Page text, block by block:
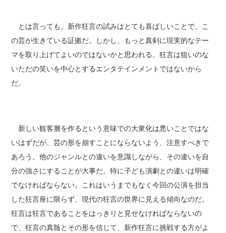
とは言っても、新作狂言の試みはとても喜ばしいことで、こ
の芸が生きている証拠だ。しかし、もっと真剣に現実的なテー
マを取り上げてよいのではないかと思われる。狂言は狙いのな
いただの笑いを中心とするエンタテインメントではないから
だ。
新しい観客層を作るという意味での大衆化は悪いことではな
いはずだが、芸の形を崩すことにならないよう、注意すべきで
あろう。他のジャンルとの違いを意識しながら、その違いを自
分の強さにすることが大事だ。特に子ども演劇との違いは明確
でなければならない。これはいうまでもなく今回の公演を担当
した狂言座に限らず、現代の狂言の世界に見える傾向なのだ。
狂言は狂言であることをはっきりと見せなければならないの
で、狂言の真髄とその形を信じて、新作狂言に挑戦する方がよ